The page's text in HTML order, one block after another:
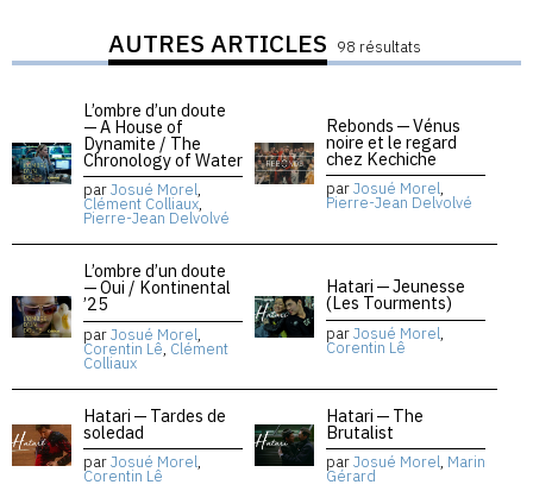
AUTRES ARTICLES 98 résultats
L’ombre d’un doute
— A House of
Dynamite / The
Chronology of Water
parJosué Morel,
Clément Colliaux,
Pierre-Jean Delvolvé
Rebonds — Vénus
noire et le regard
chez Kechiche
parJosué Morel,
Pierre-Jean Delvolvé
L’ombre d’un doute
— Oui / Kontinental
’25
parJosué Morel,
Corentin Lê, Clément
Colliaux
Hatari — Jeunesse
(Les Tourments)
parJosué Morel,
Corentin Lê
Hatari — Tardes de
soledad
parJosué Morel,
Corentin Lê
Hatari — The
Brutalist
parJosué Morel, Marin
Gérard